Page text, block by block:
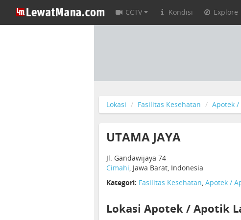
CCTV Kondisi Explore
Lokasi Fasilitas Kesehatan Apotek
UTAMA JAYA
Jl. Gandawijaya 74
Cimahi, Jawa Barat, Indonesia
Kategori: Fasilitas Kesehatan, Apotek /
Lokasi Apotek / Apotik